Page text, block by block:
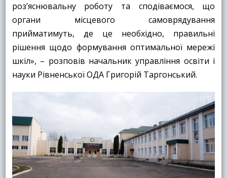
роз’яснювальну роботу та сподіваємося, що
органи місцевого самоврядування
прийматимуть, де це необхідно, правильні
рішення щодо формування оптимальної мережі
шкіл», – розповів начальник управління освіти і
науки Рівненської ОДА Григорій Таргонський.